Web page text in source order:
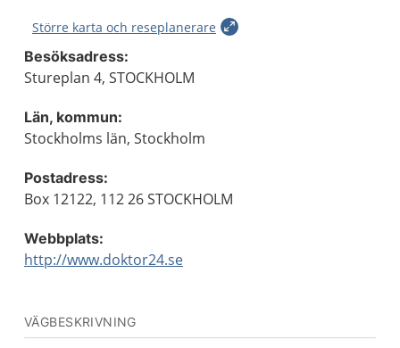
Större karta och reseplanerare
Besöksadress:
Stureplan 4, STOCKHOLM
Län, kommun:
Stockholms län, Stockholm
Postadress:
Box 12122, 112 26 STOCKHOLM
Webbplats:
http://www.doktor24.se
VÄGBESKRIVNING